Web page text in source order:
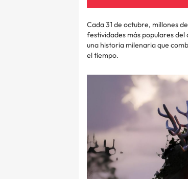
Cada 31 de octubre, millones
festividades más populares del
una historia milenaria que
el tiempo.